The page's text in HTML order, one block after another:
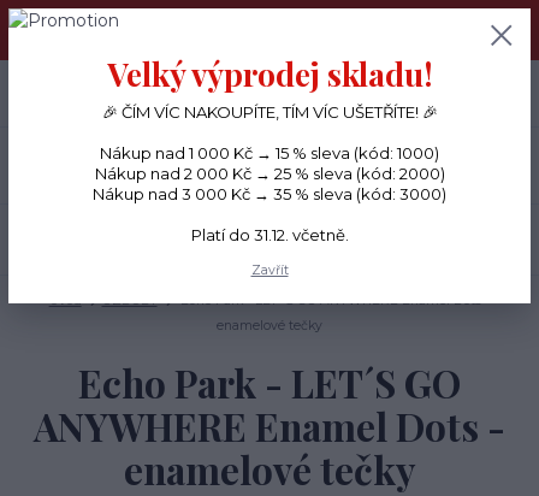
PŘÁNÍČKA a PAPÍROVÉ DÁRKY odesílám každý den, KREATIVNÍ
Menu
CZK
+420 734 380 930
(Po-Ne, 8-20 hod.)
enamelové tečky
Echo Park - LET´S GO
ANYWHERE Enamel Dots -
enamelové tečky
Velký výprodej skladu!
🎉 ČÍM VÍC NAKOUPÍTE, TÍM VÍC UŠETŘÍTE! 🎉
Nákup nad 1 000 Kč → 15 % sleva (kód: 1000)
Nákup nad 2 000 Kč → 25 % sleva (kód: 2000)
Nákup nad 3 000 Kč → 35 % sleva (kód: 3000)
Platí do 31.12. včetně.
Zavřít